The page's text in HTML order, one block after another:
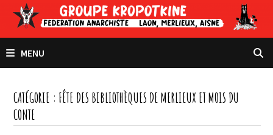
Passer
contenu
MENU
CATÉGORIE : FÊTE DES BIBLIOTHÈQUES DE MERLIEUX ET MOIS DU
CONTE